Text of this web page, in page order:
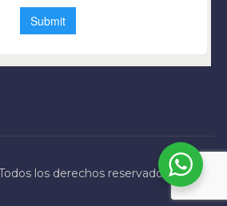
los derechos reservados.